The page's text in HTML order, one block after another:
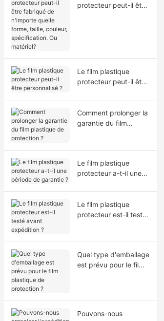
protecteur peut-il être
Le film plastique
protecteur peut-il être
Comment prolonger la
garantie du film
Le film plastique
protecteur a-t-il une
Le film plastique
protecteur est-il testé
Quel type d'emballage
est prévu pour le film
Pouvons-nous